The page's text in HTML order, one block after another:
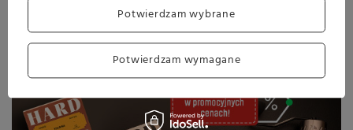
Potwierdzam wybrane
Potwierdzam wymagane